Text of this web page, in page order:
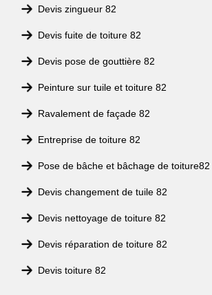
Devis zingueur 82
Devis fuite de toiture 82
Devis pose de gouttière 82
Peinture sur tuile et toiture 82
Ravalement de façade 82
Entreprise de toiture 82
Pose de bâche et bâchage de toiture82
Devis changement de tuile 82
Devis nettoyage de toiture 82
Devis réparation de toiture 82
Devis toiture 82